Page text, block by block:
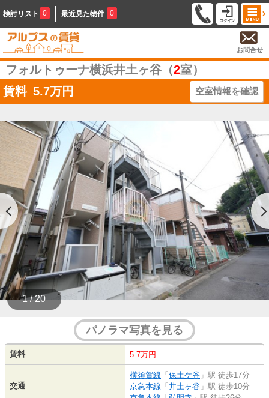
検討リスト 0 最近見た物件 0
お問合せ
フォルトゥーナ横浜井土ヶ谷（2室）
賃料 5.7万円 空室情報を確認
1 / 20
パノラマ写真を見る
賃料 5.7万円
交通
横須賀線 「 保土ケ谷 」駅 徒歩17分
京急本線 「 井土ヶ谷 」駅 徒歩10分